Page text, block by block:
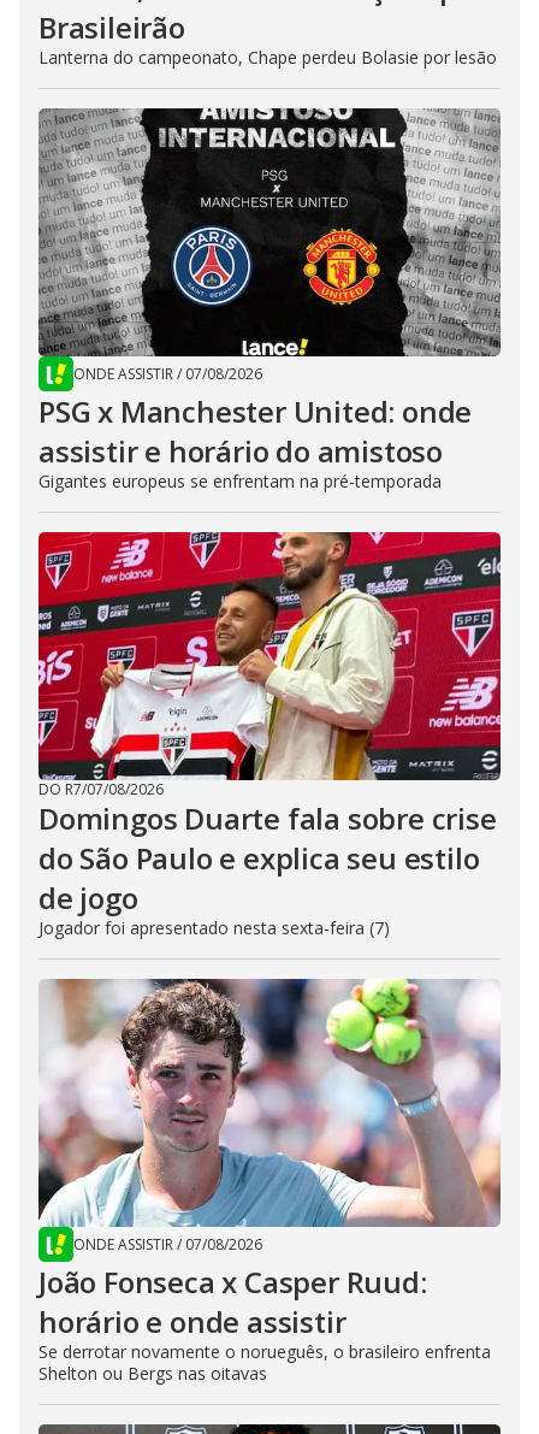
Brasileirão
Lanterna do campeonato, Chape perdeu Bolasie por lesão
ONDE ASSISTIR/ 07/08/2026
PSG x Manchester United: onde
assistir e horário do amistoso
Gigantes europeus se enfrentam na pré-temporada
DO R7/07/08/2026
Domingos Duarte fala sobre crise
do São Paulo e explica seu estilo
de jogo
Jogador foi apresentado nesta sexta-feira (7)
ONDE ASSISTIR/ 07/08/2026
João Fonseca x Casper Ruud:
horário e onde assistir
Se derrotar novamente o norueguês, o brasileiro enfrenta
Shelton ou Bergs nas oitavas